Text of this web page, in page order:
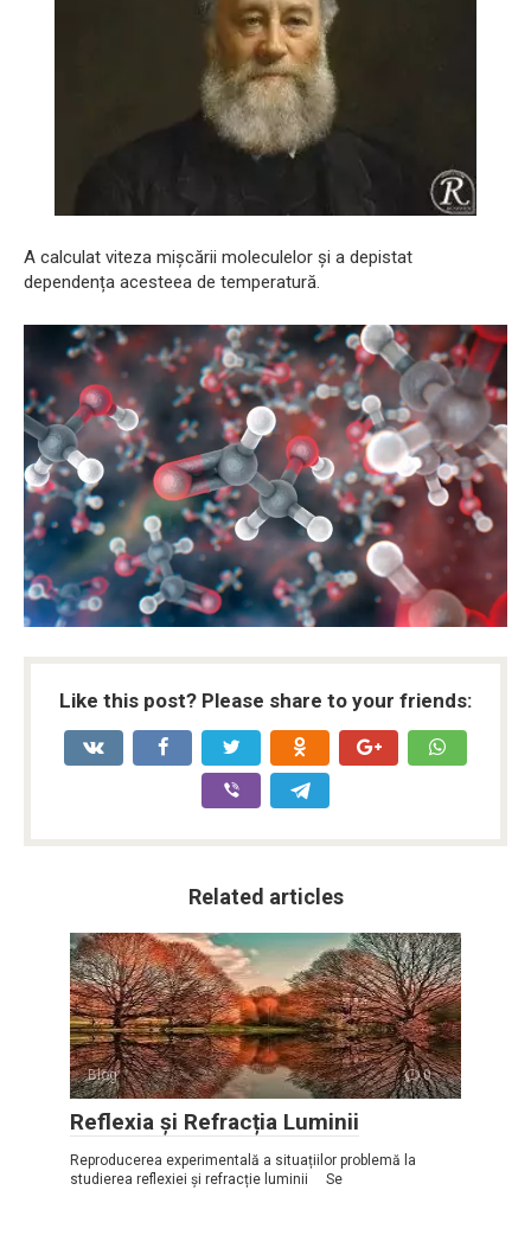
A calculat viteza mișcării moleculelor și a depistat
dependența acesteea de temperatură.
Like this post? Please share to your friends:
Related articles
Blog 0
Reflexia și Refracția Luminii
Reproducerea experimentală a situațiilor problemă la
studierea reflexiei și refracție luminii Se